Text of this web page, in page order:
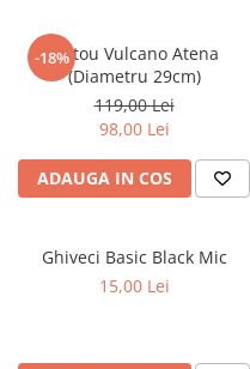
-18%
Platou Vulcano Atena
(Diametru 29cm)
119,00 Lei
98,00 Lei
ADAUGA IN COS
Ghiveci Basic Black Mic
15,00 Lei